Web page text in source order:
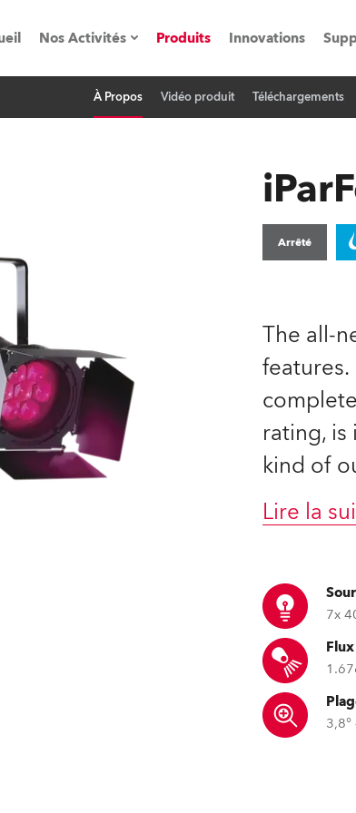
Nos Activités
Salons & évènements
Nos innovations en vidéo
ProMotion Lighting
Robe Maritime
Produits Innovations
À Propos Vidéo produit Téléchargements
Arrêté
The all-
rating, is
kind of
Lire la
7x
3,8°